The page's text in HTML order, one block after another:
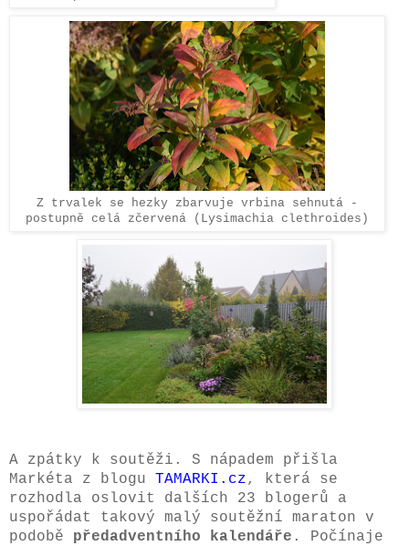
Z trvalek se hezky zbarvuje vrbina sehnutá -
postupně celá zčervená (Lysimachia clethroides)
A zpátky k soutěži. S nápadem přišla
Markéta z blogu TAMARKI.cz, která se
rozhodla oslovit dalších 23 blogerů a
uspořádat takový malý soutěžní maraton v
podobě předadventního kalendáře . Počínaje